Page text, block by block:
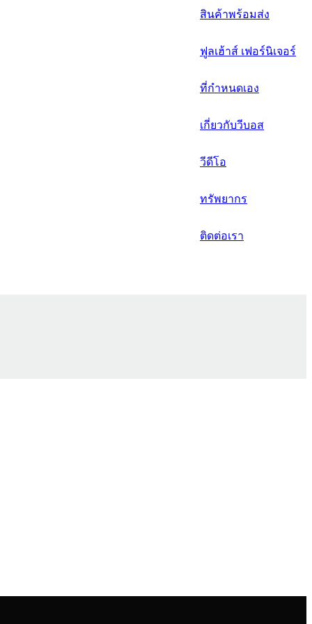
日语
italiano
français
العربية
สินค้าพร้อมส่ง
ฟูลเฮ้าส์ เฟอร์นิเจอร์
ที่กำหนดเอง
เกี่ยวกับวีบอส
วีดีโอ
ทรัพยากร
ติดต่อเรา